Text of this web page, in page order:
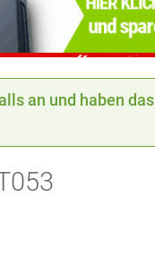
an und haben das